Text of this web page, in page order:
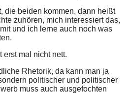
die beiden kommen, dann heißt
zuhören, mich interessiert das,
und ich lerne auch noch was
erst mal nicht nett.
Rhetorik, da kann man ja
politischer und politischer
muss auch ausgefochten